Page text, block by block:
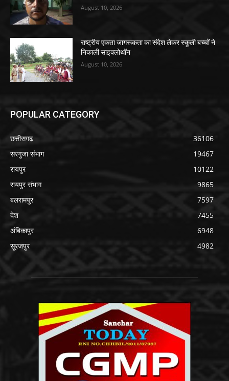
August 10, 2026
राष्ट्रीय एकता जागरूकता का संदेश लेकर स्कूली बच्चों ने
निकाली साइक्लोथॉन
August 10, 2026
POPULAR CATEGORY
छत्तीसगढ़
36106
सरगुजा संभाग
19467
रायपुर
10122
रायपुर संभाग
9865
बलरामपुर
7597
देश
7455
अंबिकापुर
6948
सूरजपुर
4982